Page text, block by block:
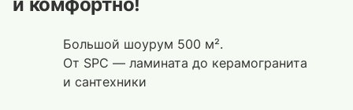
Большой шоурум 500 м².
От SPC — ламината до керамогранита
и сантехники